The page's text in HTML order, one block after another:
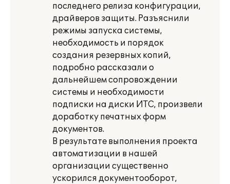
последнего релиза конфигурации,
драйверов защиты. Разъяснили
режимы запуска системы,
необходимость и порядок
создания резервных копий,
подробно рассказали о
дальнейшем сопровождении
системы и необходимости
подписки на диски ИТС, произвели
доработку печатных форм
документов.
В результате выполнения проекта
автоматизации в нашей
организации существенно
ускорился документооборот,